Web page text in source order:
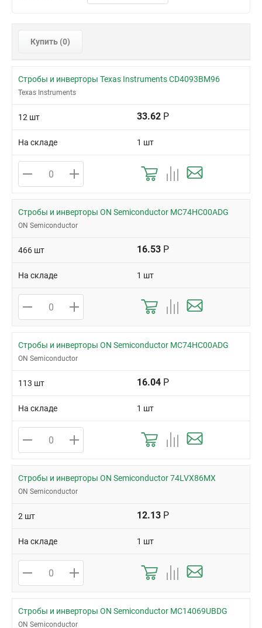
Купить (0)
Стробы и инверторы Texas Instruments CD4093BM96
Texas Instruments
12 шт 33.62 Р
На складе 1 шт
Стробы и инверторы ON Semiconductor MC74HC00ADG
ON Semiconductor
466 шт 16.53 Р
На складе 1 шт
Стробы и инверторы ON Semiconductor MC74HC00ADG
ON Semiconductor
113 шт 16.04 Р
На складе 1 шт
Стробы и инверторы ON Semiconductor 74LVX86MX
ON Semiconductor
2 шт 12.13 Р
На складе 1 шт
Стробы и инверторы ON Semiconductor MC14069UBDG
ON Semiconductor